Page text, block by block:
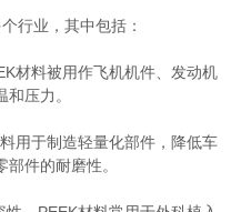
行业，其中包括：
材料被用作飞机机件、发动机
压力。
用于制造轻量化部件，降低车
件的耐磨性。